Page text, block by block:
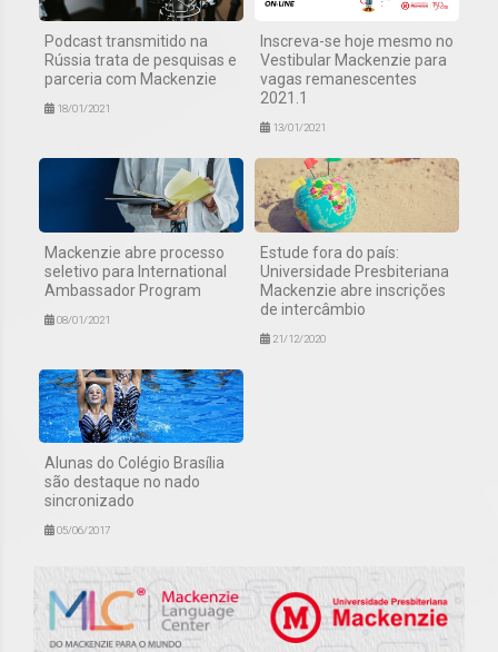
Podcast transmitido na
Rússia trata de pesquisas e
parceria com Mackenzie
18/01/2021
Inscreva-se hoje mesmo no
Vestibular Mackenzie para
vagas remanescentes
2021.1
13/01/2021
Mackenzie abre processo
seletivo para International
Ambassador Program
08/01/2021
Estude fora do país:
Universidade Presbiteriana
Mackenzie abre inscrições
de intercâmbio
21/12/2020
Alunas do Colégio Brasília
são destaque no nado
sincronizado
05/06/2017